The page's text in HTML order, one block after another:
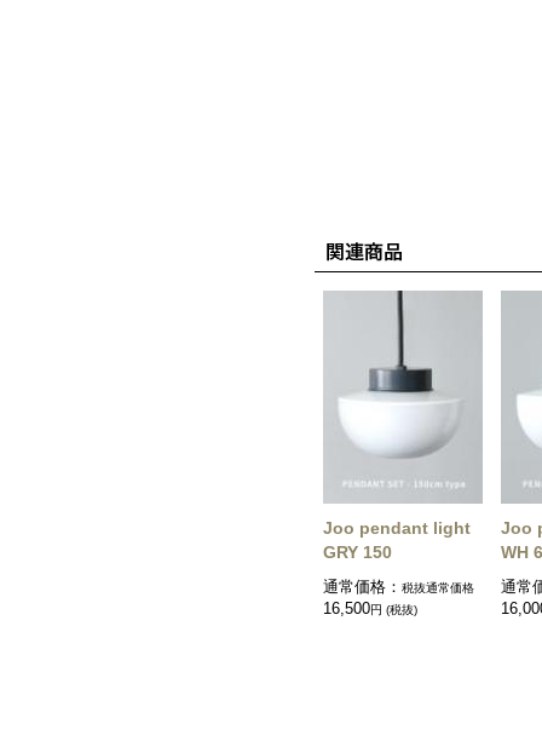
Joo pendant light
GRY 150
通常価格： 税抜通常価格
16,500円 (税抜)
Joo
WH
通常